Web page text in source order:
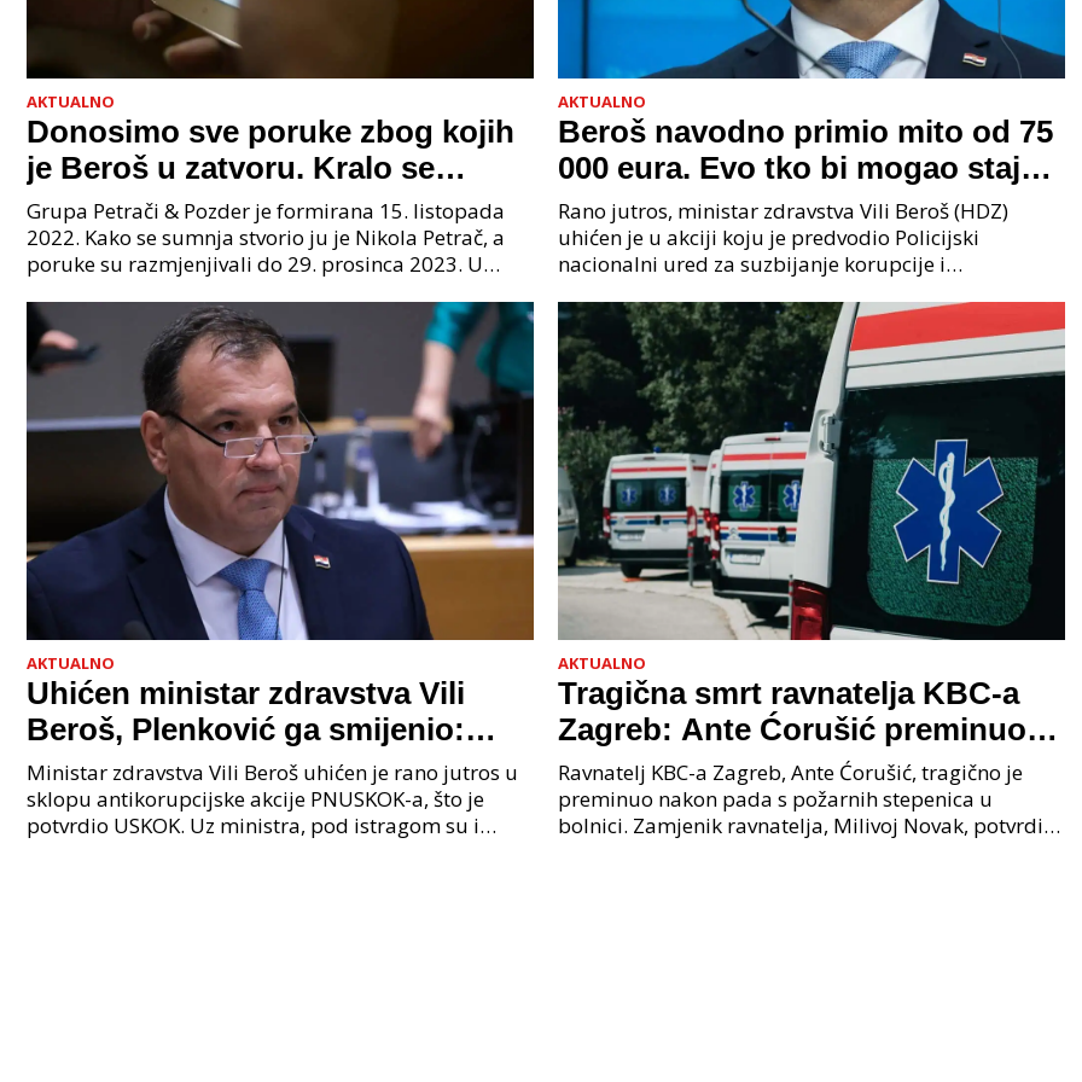
AKTUALNO
Donosimo sve poruke zbog kojih
je Beroš u zatvoru. Kralo se
godinama. Tko će iz vlade biti
sljedeći uhićen?
Grupa Petrači & Pozder je formirana 15. listopada
2022. Kako se sumnja stvorio ju je Nikola Petrač, a
poruke su razmjenjivali do 29. prosinca 2023. U
AKTUALNO
Beroš navodno primio mito od 75
000 eura. Evo tko bi mogao stajati
na čelu zločinačkog udruženja
Rano jutros, ministar zdravstva Vili Beroš (HDZ)
uhićen je u akciji koju je predvodio Policijski
nacionalni ured za suzbijanje korupcije i
priopćenju USKOK
AKTUALNO
Uhićen ministar zdravstva Vili
Beroš, Plenković ga smijenio:
Istraga USKOK-a zbog korupcije
Ministar zdravstva Vili Beroš uhićen je rano jutros u
sklopu antikorupcijske akcije PNUSKOK-a, što je
potvrdio USKOK. Uz ministra, pod istragom su i
AKTUALNO
Tragična smrt ravnatelja KBC-a
Zagreb: Ante Ćorušić preminuo
nakon pada u bolnici, policija na
mjestu događaja
Ravnatelj KBC-a Zagreb, Ante Ćorušić, tragično je
preminuo nakon pada s požarnih stepenica u
bolnici. Zamjenik ravnatelja, Milivoj Novak, potvrdio